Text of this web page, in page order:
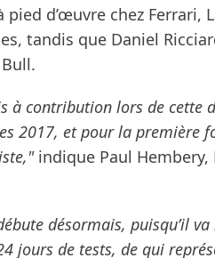
d’œuvre chez Ferrari,
tandis que Daniel
à contribution lors de cette
2017, et pour la première
indique Paul Hembery,
désormais, puisqu’il
jours de tests, de qui